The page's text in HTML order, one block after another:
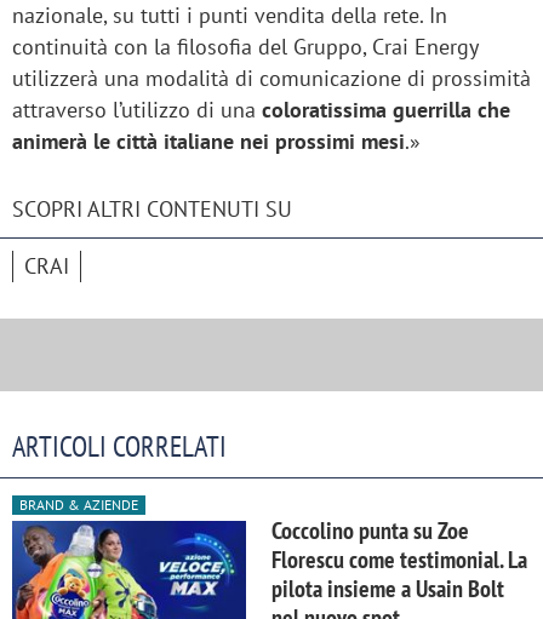
nazionale, su tutti i punti vendita della rete. In
continuità con la filosofia del Gruppo, Crai Energy
utilizzerà una modalità di comunicazione di prossimità
attraverso l’utilizzo di una coloratissima guerrilla che
animerà le città italiane nei prossimi mesi.»
SCOPRI ALTRI CONTENUTI SU
CRAI
ARTICOLI CORRELATI
BRAND & AZIENDE
Coccolino punta su Zoe
Florescu come testimonial. La
pilota insieme a Usain Bolt